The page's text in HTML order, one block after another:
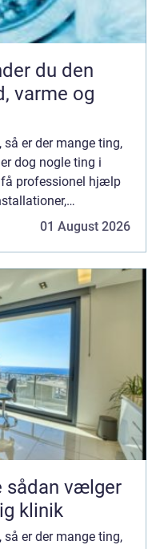
varme og
er der mange ting,
dog nogle ting i
professionel hjælp
01 August 2026
klinik
er der mange ting,